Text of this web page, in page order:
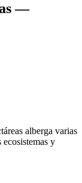
—
alberga varias
y